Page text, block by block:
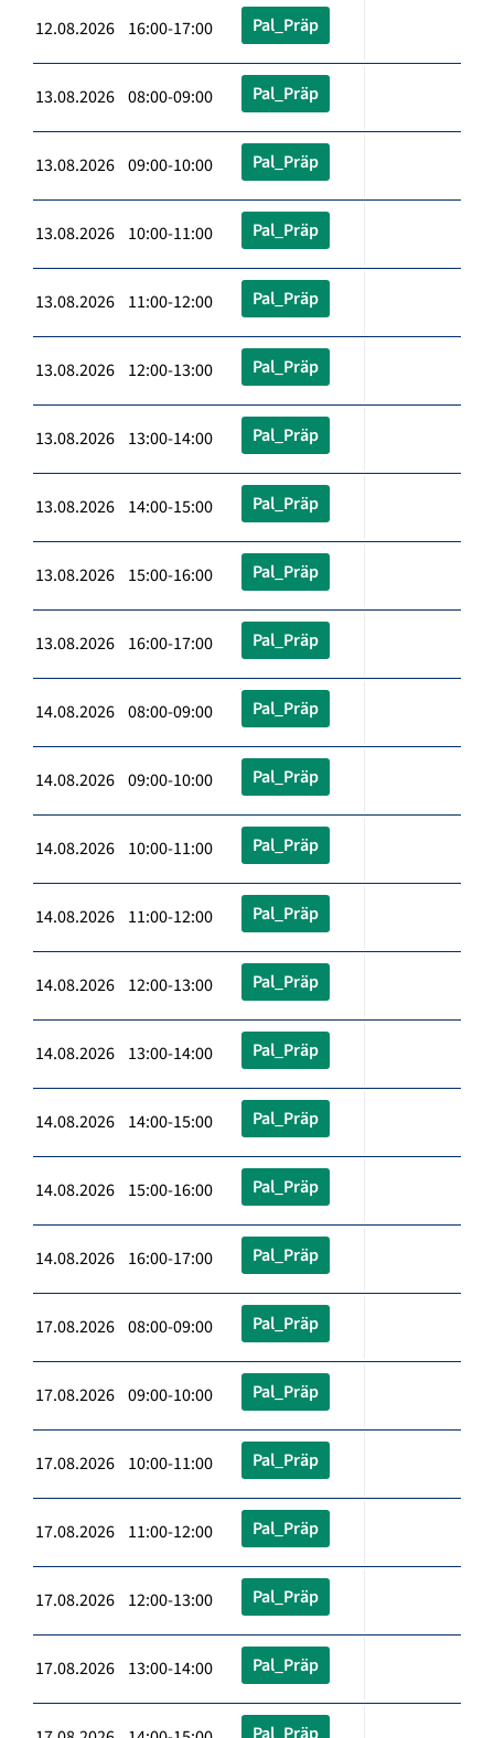
12.08.2026 16:00-17:00 Pal_Präp
13.08.2026 08:00-09:00 Pal_Präp
13.08.2026 09:00-10:00 Pal_Präp
13.08.2026 10:00-11:00 Pal_Präp
13.08.2026 11:00-12:00 Pal_Präp
13.08.2026 12:00-13:00 Pal_Präp
13.08.2026 13:00-14:00 Pal_Präp
13.08.2026 14:00-15:00 Pal_Präp
13.08.2026 15:00-16:00 Pal_Präp
13.08.2026 16:00-17:00 Pal_Präp
14.08.2026 08:00-09:00 Pal_Präp
14.08.2026 09:00-10:00 Pal_Präp
14.08.2026 10:00-11:00 Pal_Präp
14.08.2026 11:00-12:00 Pal_Präp
14.08.2026 12:00-13:00 Pal_Präp
14.08.2026 13:00-14:00 Pal_Präp
14.08.2026 14:00-15:00 Pal_Präp
14.08.2026 15:00-16:00 Pal_Präp
14.08.2026 16:00-17:00 Pal_Präp
17.08.2026 08:00-09:00 Pal_Präp
17.08.2026 09:00-10:00 Pal_Präp
17.08.2026 10:00-11:00 Pal_Präp
17.08.2026 11:00-12:00 Pal_Präp
17.08.2026 12:00-13:00 Pal_Präp
17.08.2026 13:00-14:00 Pal_Präp